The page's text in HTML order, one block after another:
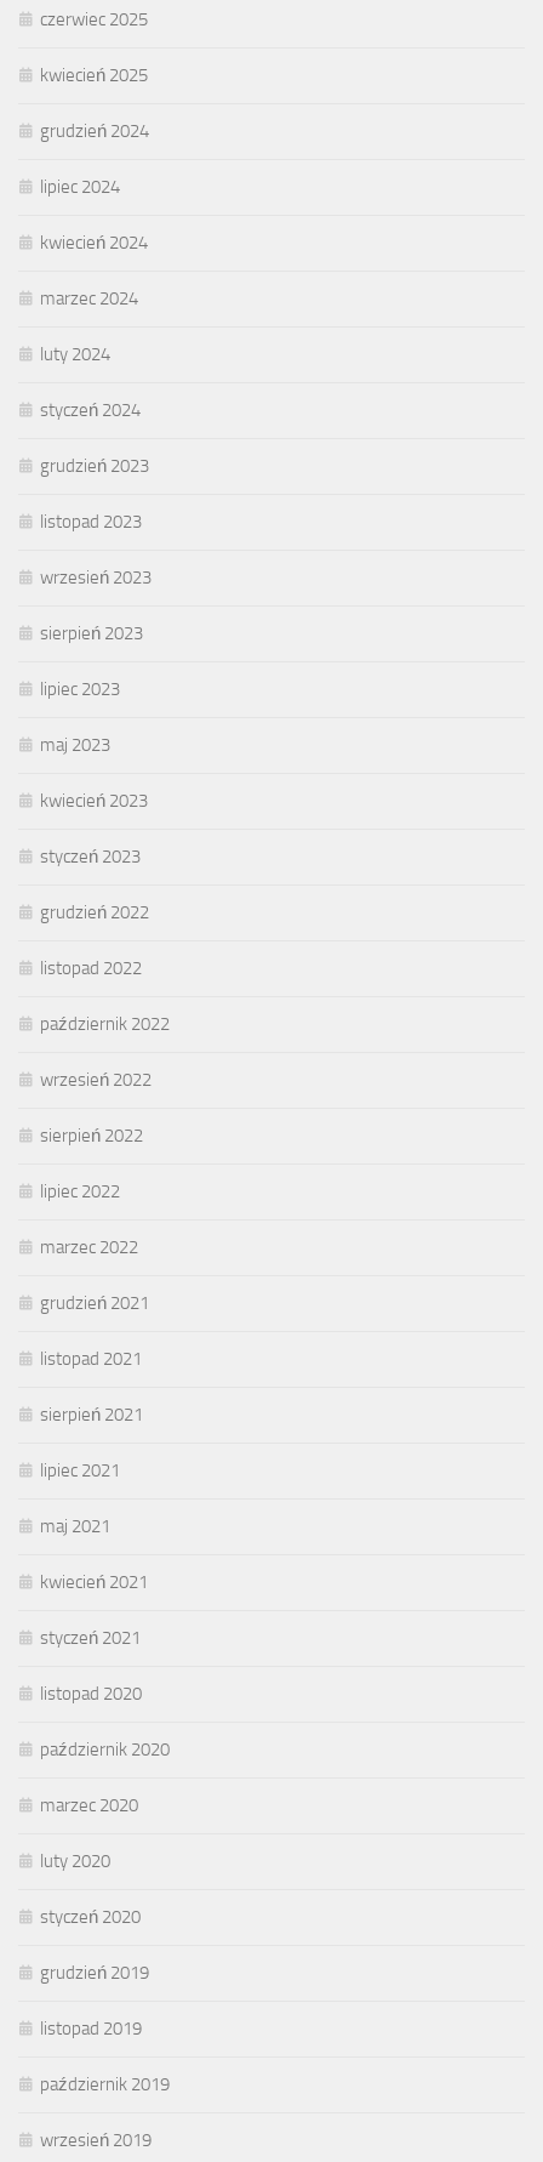
czerwiec 2025
kwiecień 2025
grudzień 2024
lipiec 2024
kwiecień 2024
marzec 2024
luty 2024
styczeń 2024
grudzień 2023
listopad 2023
wrzesień 2023
sierpień 2023
lipiec 2023
maj 2023
kwiecień 2023
styczeń 2023
grudzień 2022
listopad 2022
październik 2022
wrzesień 2022
sierpień 2022
lipiec 2022
marzec 2022
grudzień 2021
listopad 2021
sierpień 2021
lipiec 2021
maj 2021
kwiecień 2021
styczeń 2021
listopad 2020
październik 2020
marzec 2020
luty 2020
styczeń 2020
grudzień 2019
listopad 2019
październik 2019
wrzesień 2019